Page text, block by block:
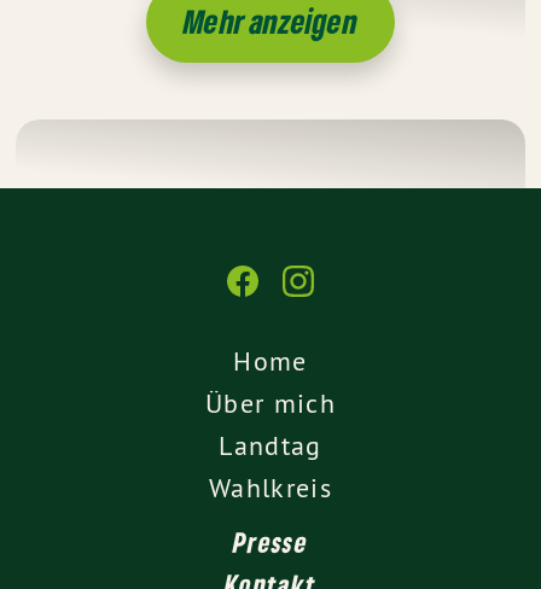
Mehr anzeigen
Home
Über mich
Landtag
Wahlkreis
Presse